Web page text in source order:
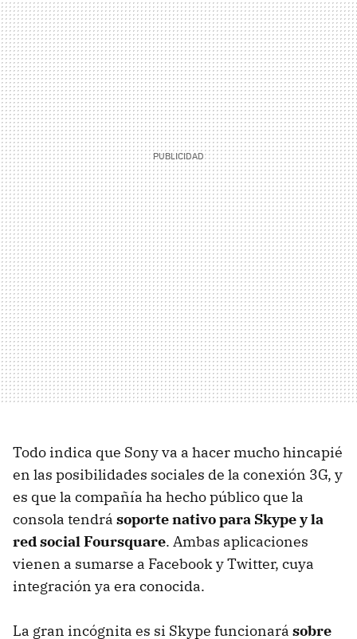
Todo indica que Sony va a hacer mucho hincapié
en las posibilidades sociales de la conexión 3G, y
es que la compañía ha hecho público que la
consola tendrá soporte nativo para Skype y la
red social Foursquare. Ambas aplicaciones
vienen a sumarse a Facebook y Twitter, cuya
integración ya era conocida.
La gran incógnita es si Skype funcionará sobre